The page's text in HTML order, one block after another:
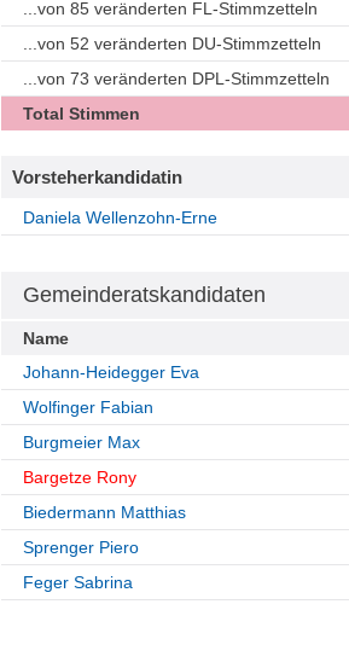
...von 85 veränderten FL-Stimmzetteln
...von 52 veränderten DU-Stimmzetteln
...von 73 veränderten DPL-Stimmzetteln
Total Stimmen
Vorsteherkandidatin
Daniela Wellenzohn-Erne
Gemeinderatskandidaten
Name
Johann-Heidegger Eva
Wolfinger Fabian
Burgmeier Max
Bargetze Rony
Biedermann Matthias
Sprenger Piero
Feger Sabrina